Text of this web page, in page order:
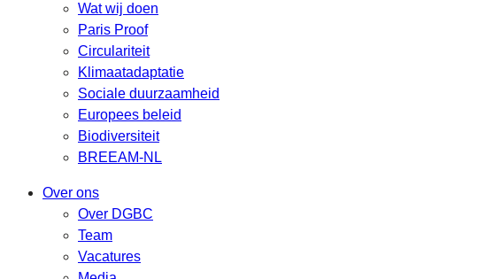
Wat wij doen
Paris Proof
Circulariteit
Klimaatadaptatie
Sociale duurzaamheid
Europees beleid
Biodiversiteit
BREEAM-NL
Over ons
Over DGBC
Team
Vacatures